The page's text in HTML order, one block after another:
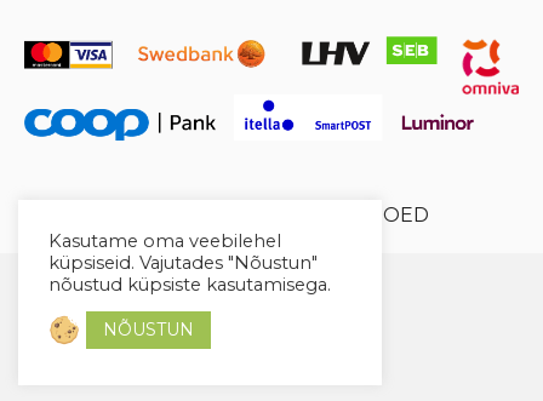
XYSUM E-POED
Kasutame oma veebilehel
küpsiseid. Vajutades "Nõustun"
nõustud küpsiste kasutamisega.
NÕUSTUN